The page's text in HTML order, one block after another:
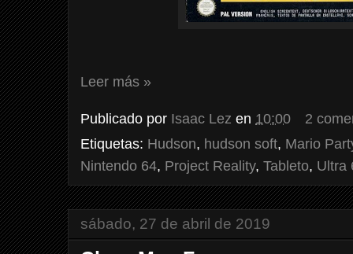
Leer más »
Publicado por Isaac Lez en 10:00
2
Etiquetas: Hudson, hudson soft, Mario
Nintendo 64, Project Reality, Tableto, Ultra
sábado, 27 de abril de 2019